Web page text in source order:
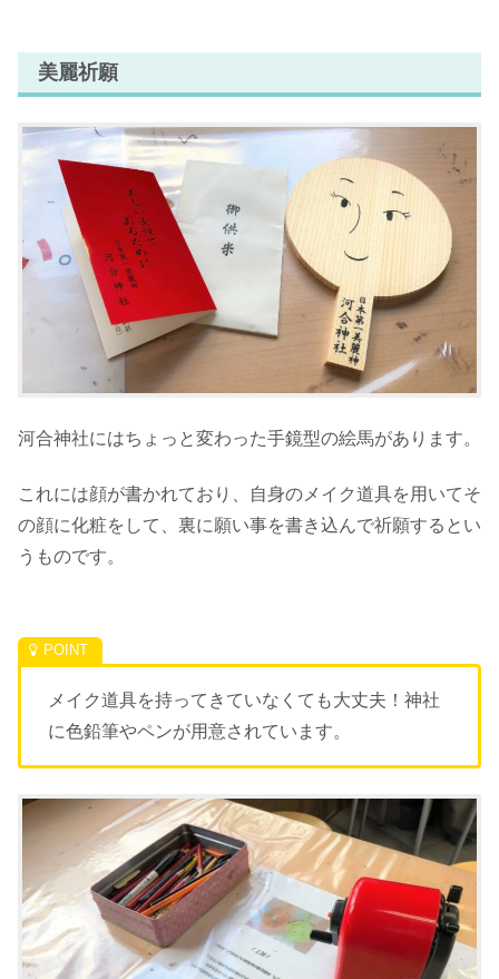
美麗祈願
河合神社にはちょっと変わった手鏡型の絵馬があります。
これには顔が書かれており、自身のメイク道具を用いてそ
の顔に化粧をして、裏に願い事を書き込んで祈願するとい
うものです。
メイク道具を持ってきていなくても大丈夫！神社
に色鉛筆やペンが用意されています。